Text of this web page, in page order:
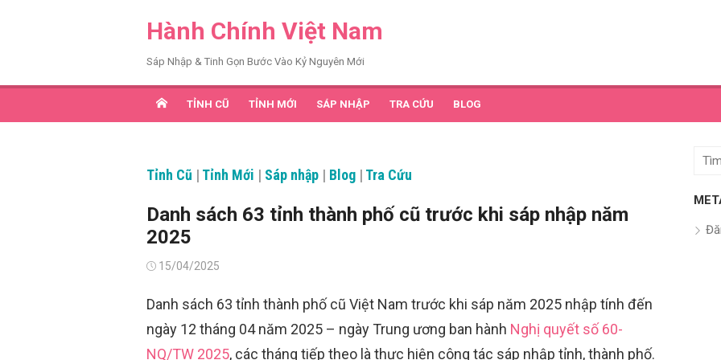
Hành Chính Việt Nam
Sáp Nhập & Tinh Gọn Bước Vào Kỷ Nguyên Mới
TỈNH CŨ TỈNH MỚI SÁP NHẬP TRA CỨU BLOG
Tỉnh Cũ | Tỉnh Mới | Sáp nhập | Blog | Tra Cứu
Danh sách 63 tỉnh thành phố cũ trước khi sáp nhập năm
2025
Đăng15/04/2025
Danh sách 63 tỉnh thành phố cũ Việt Nam trước khi sáp năm 2025 nhập tính đến
ngày 12 tháng 04 năm 2025 – ngày Trung ương ban hành Nghị quyết số 60-
NQ/TW 2025, các tháng tiếp theo là thực hiện công tác sáp nhập tỉnh, thành phố.
Tìm
quả